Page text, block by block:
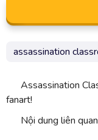
assassination
Assassination
fanart!
Nội dung liên